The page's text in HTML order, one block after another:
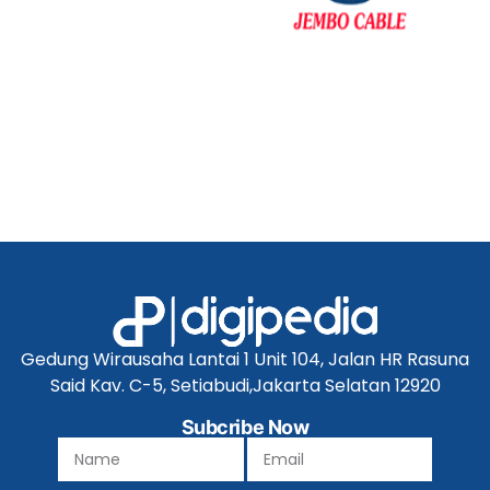
Gedung Wirausaha Lantai 1 Unit 104, Jalan HR Rasuna
Said Kav. C-5, Setiabudi,Jakarta Selatan 12920
Subcribe Now